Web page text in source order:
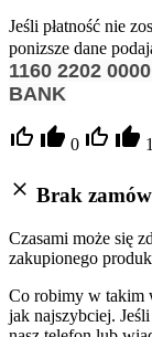
Jeśli płatność nie
ponizsze dane
1160 2202
BANK
0 1
Brak
Czasami może się
zakupionego
Co robimy w takim
jak najszybciej.